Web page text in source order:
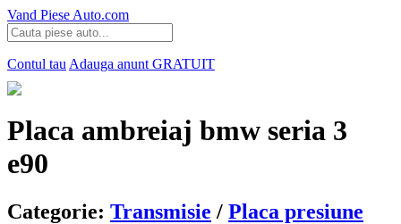
Vand Piese Auto.com
Contul tau Adauga anunt GRATUIT
Placa ambreiaj bmw seria 3
e90
Categorie: Transmisie / Placa presiune